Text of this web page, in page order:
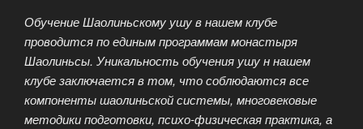
Обучение Шаолиньскому ушу в нашем клубе
проводится по единым программам монастыря
Шаолиньсы. Уникальность обучения ушу н нашем
клубе заключается в том, что соблюдаются все
компоненты шаолиньской системы, многовековые
методики подготовки, психо-физическая практика, а